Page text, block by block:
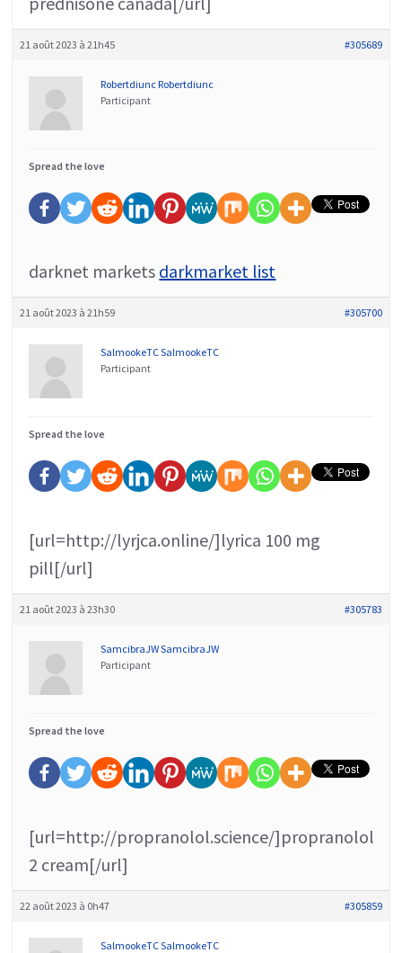
21 août 2023 à 21h45 #305689
Robertdiunc Robertdiunc
Participant
Spread the love
darknet markets darkmarket list
21 août 2023 à 21h59 #305700
SalmookeTC SalmookeTC
Participant
Spread the love
[url=http://lyrjca.online/]lyrica 100 mg
pill[/url]
21 août 2023 à 23h30 #305783
SamcibraJW SamcibraJW
Participant
Spread the love
[url=http://propranolol.science/]propranolol
2 cream[/url]
22 août 2023 à 0h47 #305859
SalmookeTC SalmookeTC